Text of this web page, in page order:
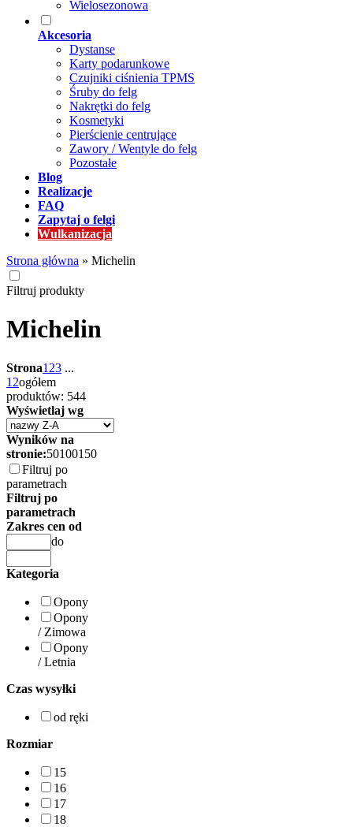
Wielosezonowa
Akcesoria
Dystanse
Karty podarunkowe
Czujniki ciśnienia TPMS
Śruby do felg
Nakrętki do felg
Kosmetyki
Pierścienie centrujące
Zawory / Wentyle do felg
Pozostałe
Blog
Realizacje
FAQ
Zapytaj o felgi
Wulkanizacja
Strona główna » Michelin
Filtruj produkty
Michelin
Strona1 23 ...
12ogółem
produktów: 544
Wyświetlaj wg
Wyników na
stronie:50100150
Filtruj po
parametrach
Filtruj po
parametrach
Zakres cen od
do
Kategoria
Opony
Opony
/ Zimowa
Opony
/ Letnia
Czas wysyłki
od ręki
Rozmiar
15
16
17
18